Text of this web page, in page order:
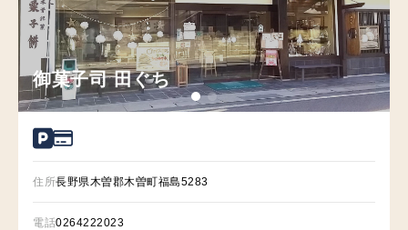
御菓子司 田ぐち
住所長野県木曽郡木曽町福島5283
電話0264222023